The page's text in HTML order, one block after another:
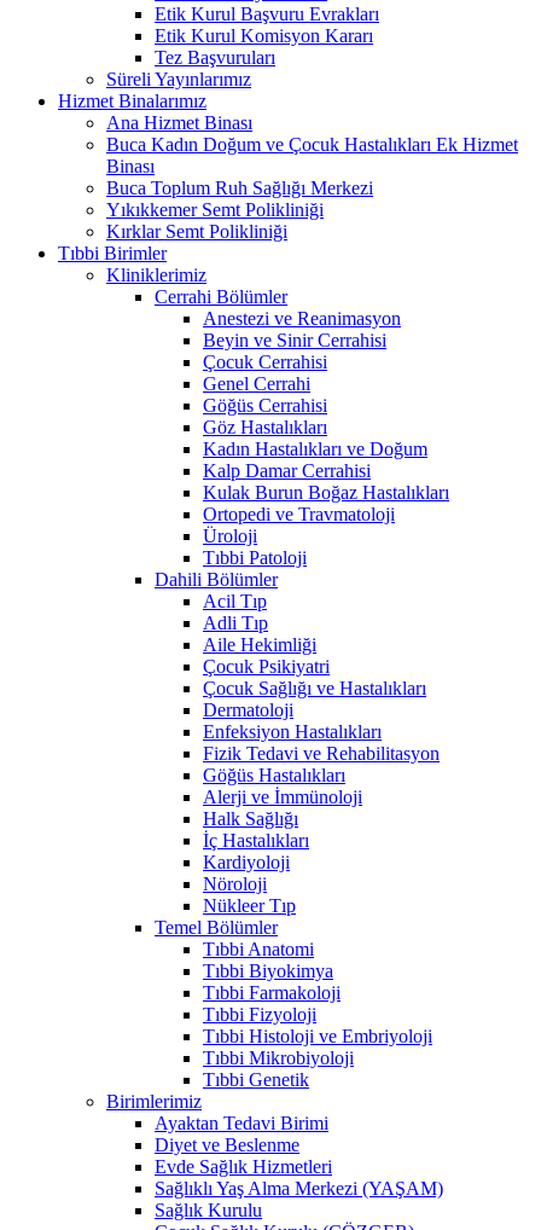
Etik Kurul Başvuru Evrakları
Etik Kurul Komisyon Kararı
Tez Başvuruları
Süreli Yayınlarımız
Hizmet Binalarımız
Ana Hizmet Binası
Buca Kadın Doğum ve Çocuk Hastalıkları Ek Hizmet
Binası
Buca Toplum Ruh Sağlığı Merkezi
Yıkıkkemer Semt Polikliniği
Kırklar Semt Polikliniği
Tıbbi Birimler
Kliniklerimiz
Cerrahi Bölümler
Anestezi ve Reanimasyon
Beyin ve Sinir Cerrahisi
Çocuk Cerrahisi
Genel Cerrahi
Göğüs Cerrahisi
Göz Hastalıkları
Kadın Hastalıkları ve Doğum
Kalp Damar Cerrahisi
Kulak Burun Boğaz Hastalıkları
Ortopedi ve Travmatoloji
Üroloji
Tıbbi Patoloji
Dahili Bölümler
Acil Tıp
Adli Tıp
Aile Hekimliği
Çocuk Psikiyatri
Çocuk Sağlığı ve Hastalıkları
Dermatoloji
Enfeksiyon Hastalıkları
Fizik Tedavi ve Rehabilitasyon
Göğüs Hastalıkları
Alerji ve İmmünoloji
Halk Sağlığı
İç Hastalıkları
Kardiyoloji
Nöroloji
Nükleer Tıp
Temel Bölümler
Tıbbi Anatomi
Tıbbi Biyokimya
Tıbbi Farmakoloji
Tıbbi Fizyoloji
Tıbbi Histoloji ve Embriyoloji
Tıbbi Mikrobiyoloji
Tıbbi Genetik
Birimlerimiz
Ayaktan Tedavi Birimi
Diyet ve Beslenme
Evde Sağlık Hizmetleri
Sağlıklı Yaş Alma Merkezi (YAŞAM)
Sağlık Kurulu